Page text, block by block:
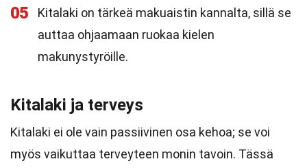
05
Kitalaki on tärkeä makuaistin kannalta, sillä se
auttaa ohjaamaan ruokaa kielen
makunystyröille.
Kitalaki ja terveys
Kitalaki ei ole vain passiivinen osa kehoa; se voi
myös vaikuttaa terveyteen monin tavoin. Tässä